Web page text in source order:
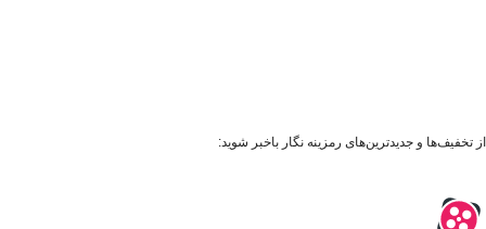
از تخفیف‌ها و جدیدترین‌های رمزینه نگار باخبر شوید: